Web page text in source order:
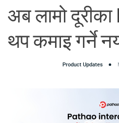
अब लामो
थप कमाइ गर्ने
Product Updates